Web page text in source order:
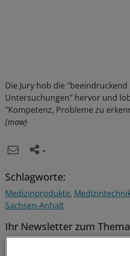
Die Jury hob die
Untersuchungen" hervor und
"Kompetenz, Probleme zu
(maw)
Schlagworte:
Medizinprodukte
Sachsen-Anhalt
Ihr Newsletter zum Thema